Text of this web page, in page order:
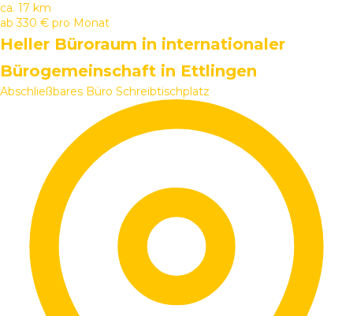
ca. 17 km
ab 330 € pro Monat
Heller Büroraum in internationaler
Bürogemeinschaft in Ettlingen
Abschließbares Büro Schreibtischplatz